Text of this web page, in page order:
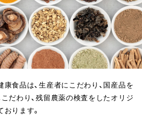
食品は、生産者にこだわり、国産品を
だわり、残留農薬の検査をしたオリジ
ります。